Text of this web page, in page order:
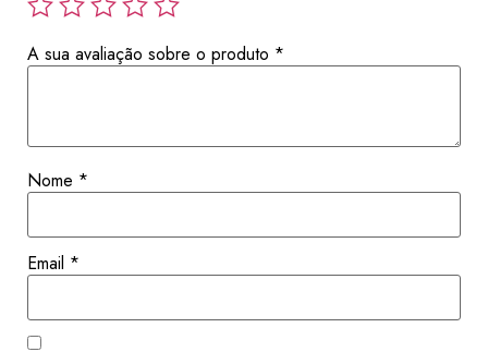
A sua avaliação sobre o produto *
Nome *
Email *